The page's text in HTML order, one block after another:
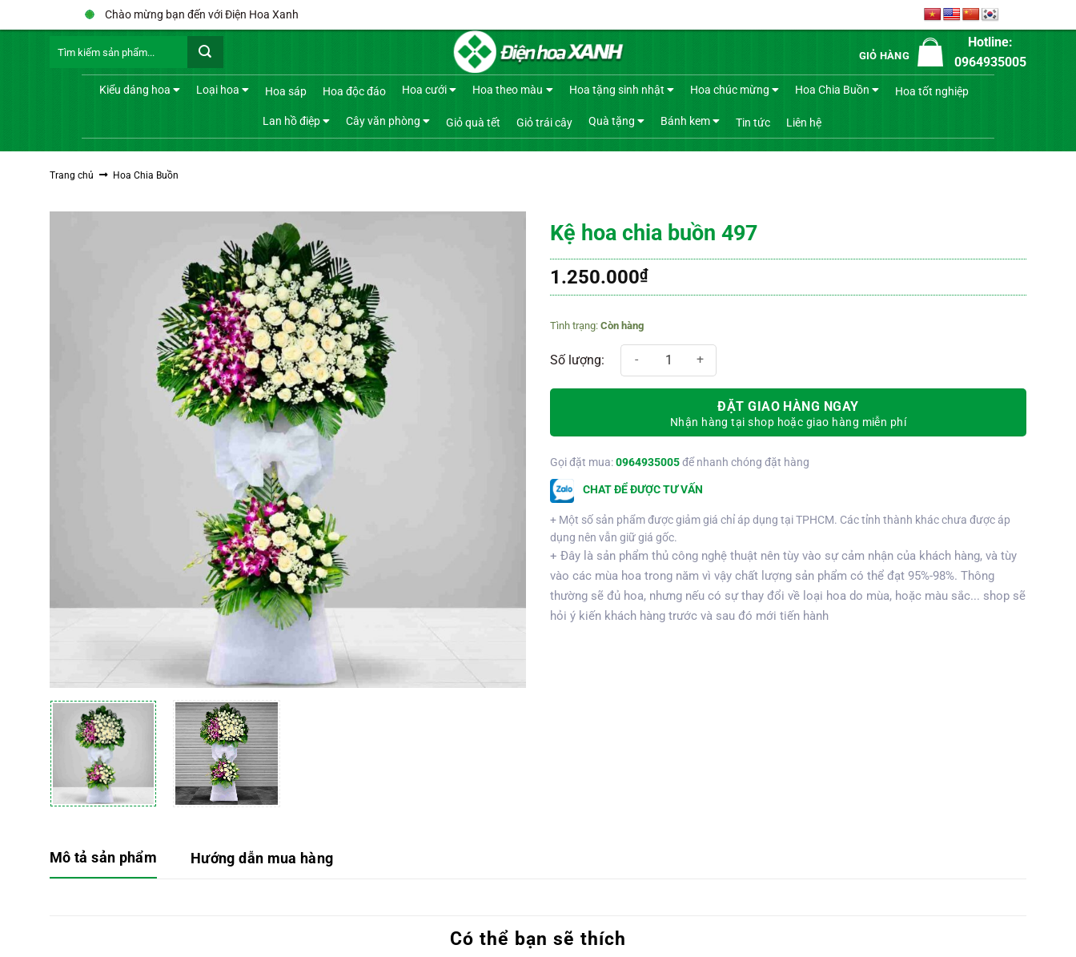
qua
Chào mừng bạn đến với Điện Hoa Xanh
kiếm:
GIỎ HÀNG
Hotline:
0964935005
Kiểu dáng hoa Loại hoa Hoa sáp Hoa độc đáo Hoa cưới Hoa theo màu Hoa tặng sinh nhật Hoa chúc mừng Hoa Chia Buồn Hoa tốt nghiệp
Lan hồ điệp Cây văn phòng Giỏ quà tết Giỏ trái cây Quà tặng Bánh kem Tin tức Liên hệ
Trang chủ Hoa Chia Buồn
Kệ hoa chia buồn 497
1.250.000₫
Còn hàng
Kệ hoa chia buồn 497 số lượng
ĐẶT GIAO HÀNG NGAY
Nhận hàng tại shop hoặc giao hàng miễn phí
Gọi đặt mua:0964935005để nhanh chóng đặt hàng
CHAT ĐỂ ĐƯỢC TƯ VẤN
+ Một số sản phẩm được giảm giá chỉ áp dụng tại TPHCM. Các tỉnh thành khác chưa được áp
dụng nên vẫn giữ giá gốc.
+ Đây là sản phẩm thủ công nghệ thuật nên tùy vào sự cảm nhận của khách hàng, và tùy
vào các mùa hoa trong năm vì vậy chất lượng sản phẩm có thể đạt 95%-98%. Thông
thường sẽ đủ hoa, nhưng nếu có sự thay đổi về loại hoa do mùa, hoặc màu sắc... shop sẽ
hỏi ý kiến khách hàng trước và sau đó mới tiến hành
Mô tả sản phẩm Hướng dẫn mua hàng
Có thể bạn sẽ thích